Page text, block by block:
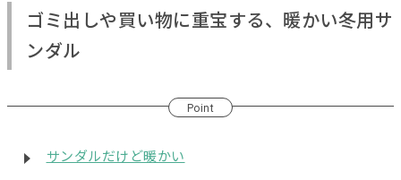
ゴミ出しや買い物に重宝する、暖かい冬用サ
ンダル
Point
サンダルだけど暖かい